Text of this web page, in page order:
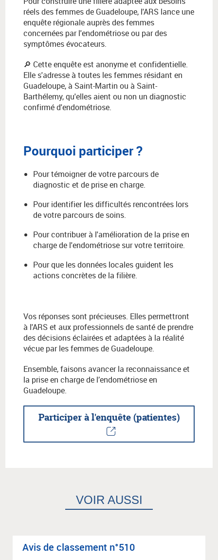
réels des femmes de Guadeloupe, l'ARS lance une
enquête régionale auprès des femmes
concernées par l'endométriose ou par des
symptômes évocateurs.
🔎 Cette enquête est anonyme et confidentielle.
Elle s'adresse à toutes les femmes résidant en
Guadeloupe, à Saint-Martin ou à Saint-
Barthélemy, qu'elles aient ou non un diagnostic
confirmé d'endométriose.
Pourquoi participer ?
Pour témoigner de votre parcours de
diagnostic et de prise en charge.
Pour identifier les difficultés rencontrées lors
de votre parcours de soins.
Pour contribuer à l'amélioration de la prise en
charge de l'endométriose sur votre territoire.
Pour que les données locales guident les
actions concrètes de la filière.
Vos réponses sont précieuses. Elles permettront
à l'ARS et aux professionnels de santé de prendre
des décisions éclairées et adaptées à la réalité
vécue par les femmes de Guadeloupe.
Ensemble, faisons avancer la reconnaissance et
la prise en charge de l’endométriose en
Guadeloupe.
Participer à l'enquête (patientes)
VOIR AUSSI
Avis de clas­se­ment n°510